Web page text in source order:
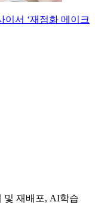
이서 ‘재점화 메이크
재배포, AI학습